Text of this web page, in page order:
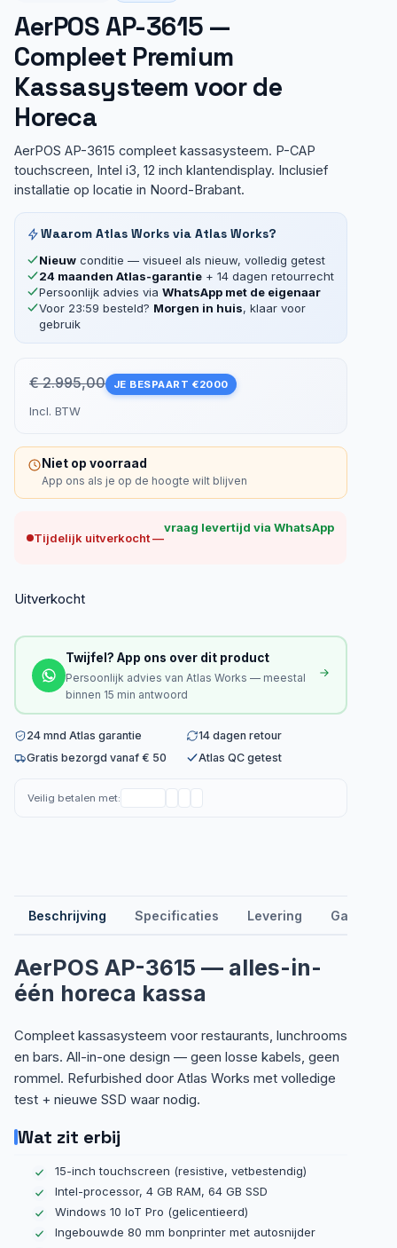
AerPOS AP-3615 —
Compleet Premium
Kassasysteem voor de
Horeca
AerPOS AP-3615 compleet kassasysteem. P-CAP
touchscreen, Intel i3, 12 inch klantendisplay. Inclusief
installatie op locatie in Noord-Brabant.
Waarom Atlas Works via Atlas Works?
Nieuw conditie — visueel als nieuw, volledig getest
24 maanden Atlas-garantie + 14 dagen retourrecht
Persoonlijk advies via WhatsApp met de eigenaar
Voor 23:59 besteld? Morgen in huis, klaar voor
gebruik
€ 2.995,00 JE BESPAART €2000
Incl. BTW
Niet op voorraad
App ons als je op de hoogte wilt blijven
Tijdelijk uitverkocht —
vraag levertijd via WhatsApp
Uitverkocht
Twijfel? App ons over dit product
Persoonlijk advies van Atlas Works — meestal
binnen 15 min antwoord
24 mnd Atlas garantie
14 dagen retour
Gratis bezorgd vanaf € 50
Atlas QC getest
Veilig betalen met:
Beschrijving Specificaties Levering Garantie
AerPOS AP-3615 — alles-in-
één horeca kassa
Compleet kassasysteem voor restaurants, lunchrooms
en bars. All-in-one design — geen losse kabels, geen
rommel. Refurbished door Atlas Works met volledige
test + nieuwe SSD waar nodig.
Wat zit erbij
15-inch touchscreen (resistive, vetbestendig)
Intel-processor, 4 GB RAM, 64 GB SSD
Windows 10 IoT Pro (gelicentieerd)
Ingebouwde 80 mm bonprinter met autosnijder